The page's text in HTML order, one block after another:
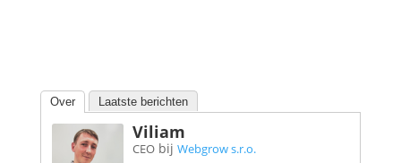
Over Laatste berichten
Viliam
CEObij Webgrow s.r.o.